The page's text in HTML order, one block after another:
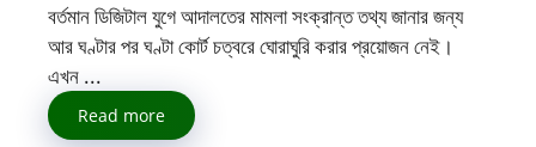
বর্তমান ডিজিটাল যুগে আদালতের মামলা সংক্রান্ত তথ্য জানার জন্য
আর ঘণ্টার পর ঘণ্টা কোর্ট চত্বরে ঘোরাঘুরি করার প্রয়োজন নেই।
এখন ...
Read more